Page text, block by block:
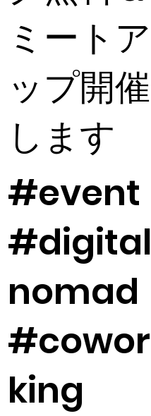
ミートア
ップ開催
します
#event
#digital
nomad
#cowor
king